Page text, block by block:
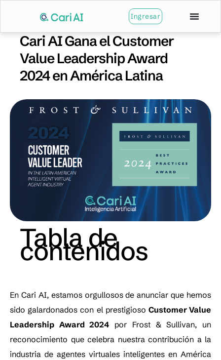
Ingresar
Cari AI Gana el Customer
Value Leadership Award
2024 en América Latina
Tabla de
contenidos
En Cari AI, estamos orgullosos de anunciar que hemos
sido galardonados con el prestigioso Customer Value
Leadership Award 2024 por Frost & Sullivan, un
reconocimiento que celebra nuestra contribución a la
industria de agentes virtuales inteligentes en América